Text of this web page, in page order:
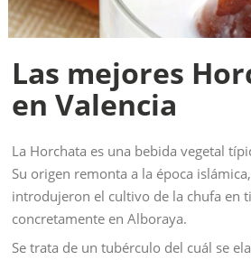
Las mejores
en Valencia
La Horchata es una bebida vegetal
Su origen remonta a la época
introdujeron el cultivo de la chufa en
concretamente en Alboraya.
Se trata de un tubérculo del cuál se